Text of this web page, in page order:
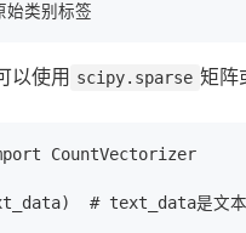
以使用 scipy.sparse 矩阵
CountVectorizer